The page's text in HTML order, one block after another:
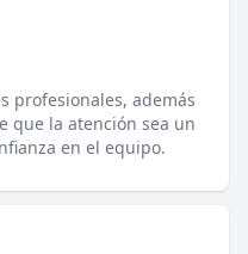
profesionales, además
que la atención sea un
en el equipo.